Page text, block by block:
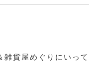
雑貨屋めぐりにいって